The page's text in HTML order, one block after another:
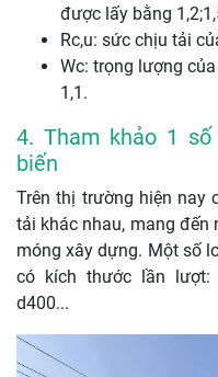
được lấy bằng
Rc,u: sức chịu tải
Wc: trọng lượng
1,1.
4. Tham khảo 1
biến
Trên thị trường hiện nay
tải khác nhau, mang đến
móng xây dựng. Một số
có kích thước lần lượt:
d400...